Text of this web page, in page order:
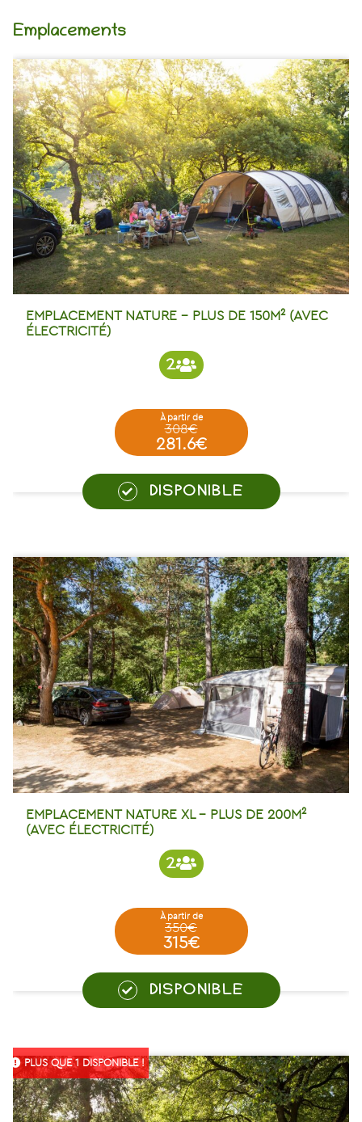
Emplacements
EMPLACEMENT NATURE – PLUS DE 150M² (AVEC
ÉLECTRICITÉ)
2
DISPONIBLE
à partir de
308€
281.6€
EMPLACEMENT NATURE XL – PLUS DE 200M²
(AVEC ÉLECTRICITÉ)
2
DISPONIBLE
à partir de
350€
315€
PLUS QUE 1 DISPONIBLE !